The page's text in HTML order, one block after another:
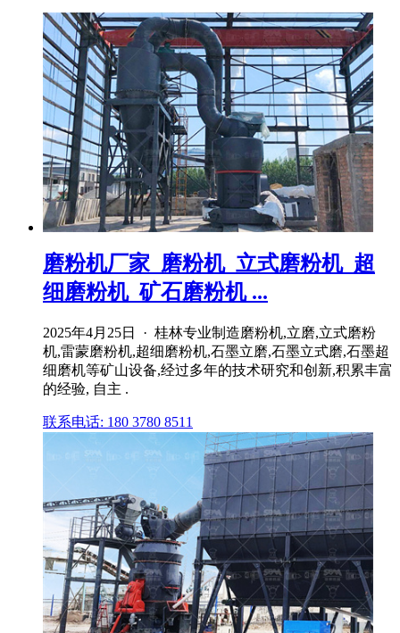
磨粉机厂家_磨粉机_立式磨粉机_超
细磨粉机_矿石磨粉机 ...
2025年4月25日 · 桂林专业制造磨粉机,立磨,立式磨粉
机,雷蒙磨粉机,超细磨粉机,石墨立磨,石墨立式磨,石墨超
细磨机等矿山设备,经过多年的技术研究和创新,积累丰富
的经验, 自主 .
联系电话: 180 3780 8511